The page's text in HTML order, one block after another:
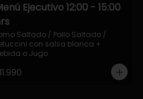
Ejecutivo 12:00 - 15:00
Saltado / Pollo Saltado /
con salsa blanca +
o Jugo